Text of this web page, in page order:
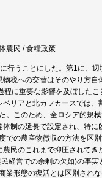
農民 / 食糧政策
行うことにした。第1に、辺
税への交替はそのやり方自
に重要な影響を及ぼしたこ
リアと北カフカースでは、
。このため、全ロシア的規
制の延長で設定され、特に
での農産物徴収の方法を区
民のこれまで抑圧されてき
経営での余剰の欠如)の事実
業形態の復活とは区別され